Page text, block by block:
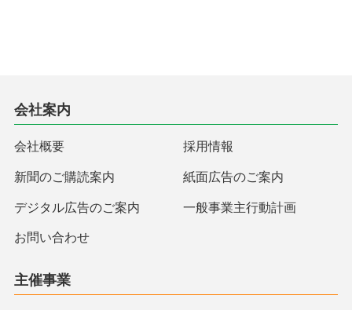
会社案内
会社概要 採用情報
新聞のご購読案内 紙面広告のご案内
デジタル広告のご案内 一般事業主行動計画
お問い合わせ
主催事業